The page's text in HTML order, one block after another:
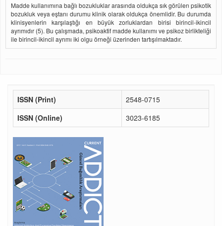
Madde kullanımına bağlı bozukluklar arasında oldukça sık görülen psikotik
bozukluk veya eştanı durumu klinik olarak oldukça önemlidir. Bu durumda
klinisyenlerin karşılaştığı en büyük zorluklardan birisi birincil-ikincil
ayrımıdır (5). Bu çalışmada, psikoaktif madde kullanımı ve psikoz birlikteliği
ile birincil-ikincil ayrımı iki olgu örneği üzerinden tartışılmaktadır.
ISSN (Print)
2548-0715
ISSN (Online)
3023-6185